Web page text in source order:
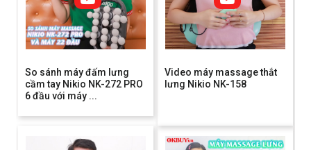
So sánh máy đấm lưng
cầm tay Nikio NK-272 PRO
6 đầu với máy ...
Video máy massage thắt
lưng Nikio NK-158